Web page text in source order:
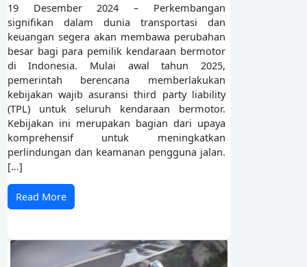
19 Desember 2024 – Perkembangan
signifikan dalam dunia transportasi dan
keuangan segera akan membawa perubahan
besar bagi para pemilik kendaraan bermotor
di Indonesia. Mulai awal tahun 2025,
pemerintah berencana memberlakukan
kebijakan wajib asuransi third party liability
(TPL) untuk seluruh kendaraan bermotor.
Kebijakan ini merupakan bagian dari upaya
komprehensif untuk meningkatkan
perlindungan dan keamanan pengguna jalan.
[…]
Read More